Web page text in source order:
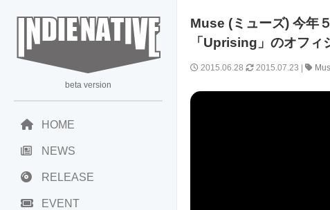
beta version
HOME
NEWS
RELEASE
EVENT
Muse (ミューズ) 今年
「Uprising」のオフィ
2015.06.28 2015.07.23 |